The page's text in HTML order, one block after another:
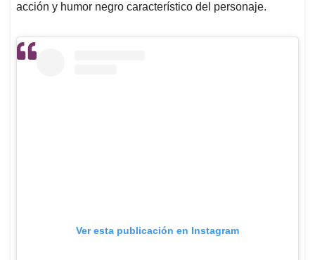
acción y humor negro característico del personaje.
Ver esta publicación en Instagram